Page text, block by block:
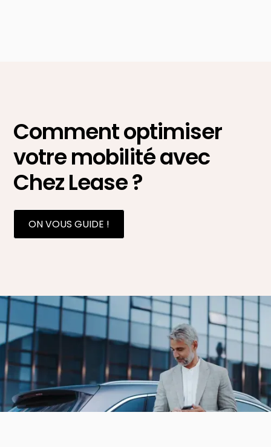
Comment optimiser
votre mobilité avec
Chez Lease ?
ON VOUS GUIDE !